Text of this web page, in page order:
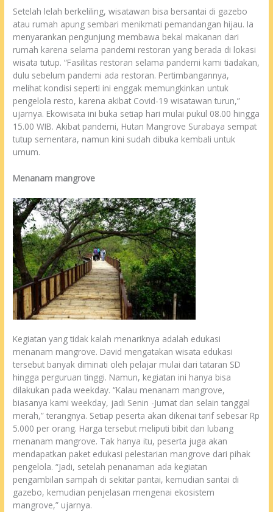
Setelah lelah berkeliling, wisatawan bisa bersantai di gazebo
atau rumah apung sembari menikmati pemandangan hijau. Ia
menyarankan pengunjung membawa bekal makanan dari
rumah karena selama pandemi restoran yang berada di lokasi
wisata tutup. “Fasilitas restoran selama pandemi kami tiadakan,
dulu sebelum pandemi ada restoran. Pertimbangannya,
melihat kondisi seperti ini enggak memungkinkan untuk
pengelola resto, karena akibat Covid-19 wisatawan turun,”
ujarnya. Ekowisata ini buka setiap hari mulai pukul 08.00 hingga
15.00 WIB. Akibat pandemi, Hutan Mangrove Surabaya sempat
tutup sementara, namun kini sudah dibuka kembali untuk
umum.
Menanam mangrove
Kegiatan yang tidak kalah menariknya adalah edukasi
menanam mangrove. David mengatakan wisata edukasi
tersebut banyak diminati oleh pelajar mulai dari tataran SD
hingga perguruan tinggi. Namun, kegiatan ini hanya bisa
dilakukan pada weekday. “Kalau menanam mangrove,
biasanya kami weekday, jadi Senin -Jumat dan selain tanggal
merah,” terangnya. Setiap peserta akan dikenai tarif sebesar Rp
5.000 per orang. Harga tersebut meliputi bibit dan lubang
menanam mangrove. Tak hanya itu, peserta juga akan
mendapatkan paket edukasi pelestarian mangrove dari pihak
pengelola. “Jadi, setelah penanaman ada kegiatan
pengambilan sampah di sekitar pantai, kemudian santai di
gazebo, kemudian penjelasan mengenai ekosistem
mangrove,” ujarnya.